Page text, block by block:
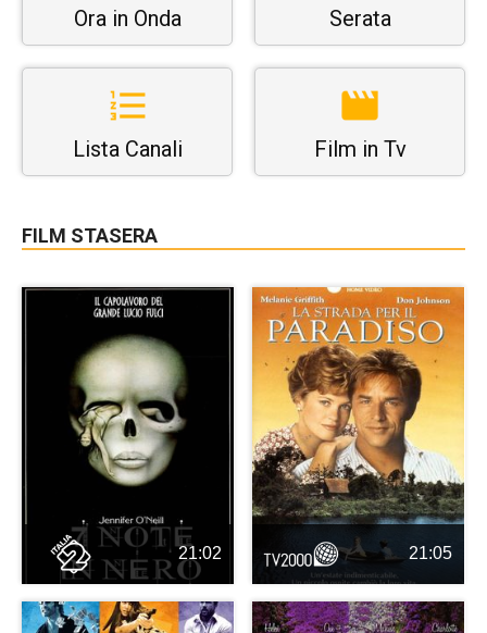
Ora in Onda Serata
Lista Canali Film in Tv
FILM STASERA
21:02 21:05